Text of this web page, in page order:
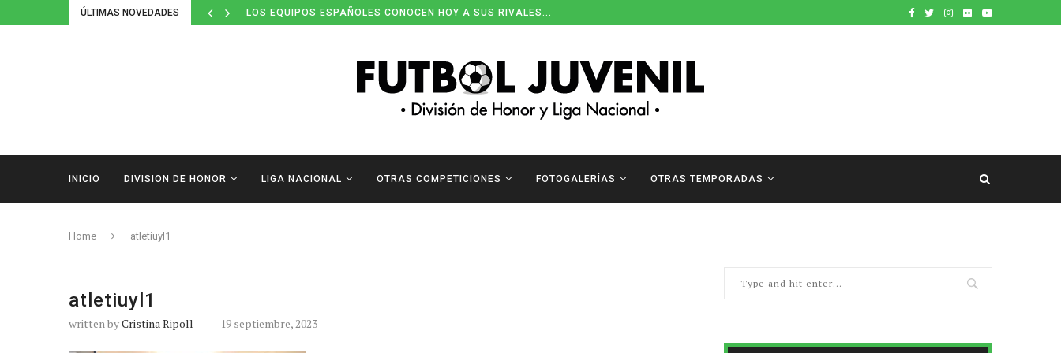
ÚLTIMAS NOVEDADES LOS EQUIPOS ESPAÑOLES CONOCEN HOY A SUS RIVALES...
INICIO DIVISION DE HONOR LIGA NACIONAL OTRAS COMPETICIONES FOTOGALERÍAS OTRAS TEMPORADAS
Home atletiuyl1
atletiuyl1
written byCristina Ripoll 19 septiembre, 2023